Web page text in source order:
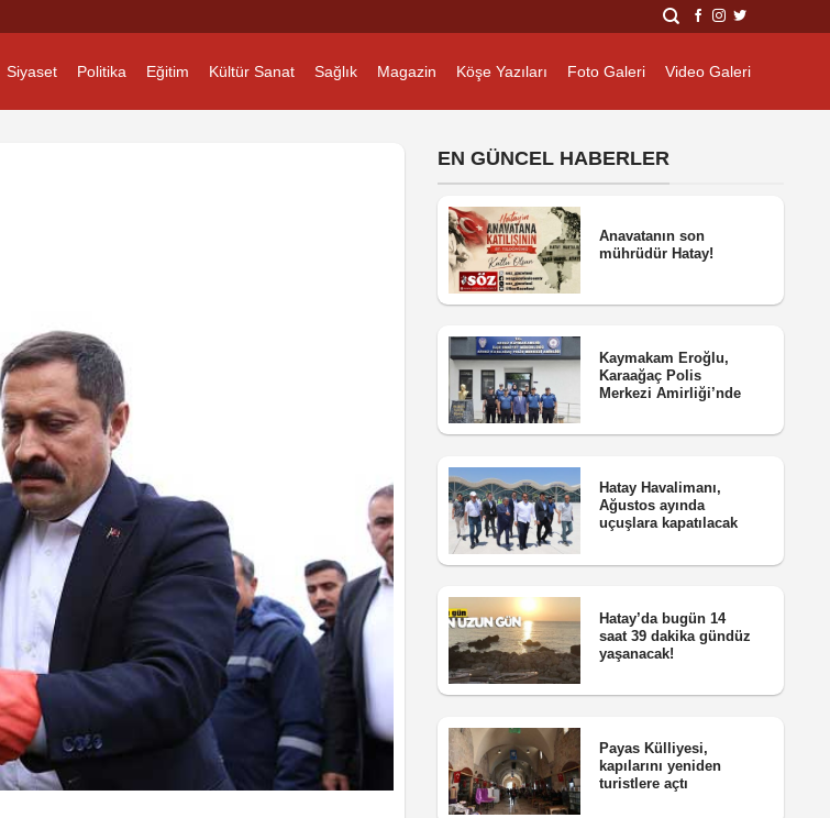
Siyaset Politika Eğitim Kültür Sanat Sağlık Magazin Köşe Yazıları Foto Galeri Video Galeri
EN GÜNCEL HABERLER
Anavatanın son
mührüdür Hatay!
Kaymakam Eroğlu,
Karaağaç Polis
Merkezi Amirliği’nde
Hatay Havalimanı,
Ağustos ayında
uçuşlara kapatılacak
Hatay’da bugün 14
saat 39 dakika gündüz
yaşanacak!
Payas Külliyesi,
kapılarını yeniden
turistlere açtı